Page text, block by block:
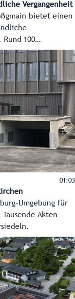
Vergangenheit
bietet einen
100
Bezirken zeugen
sechs
Museumsbahn
dabei zu den
01:03
Umgebung für
Akten